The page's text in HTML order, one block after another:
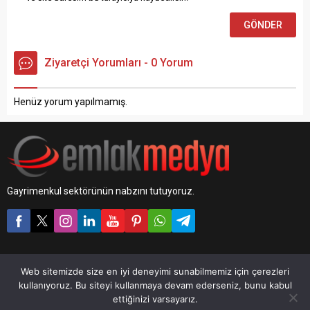
Ziyaretçi Yorumları - 0 Yorum
Henüz yorum yapılmamış.
Gayrimenkul sektörünün nabzını tutuyoruz.
EmlakMedya © 2026
Sitemizde yayınlanan her türlü ses, görüntü, yazı içeren bilgi ve belge,
Web sitemizde size en iyi deneyimi sunabilmemiz için çerezleri
kullanıyoruz. Bu siteyi kullanmaya devam ederseniz, bunu kabul
ettiğinizi varsayarız.